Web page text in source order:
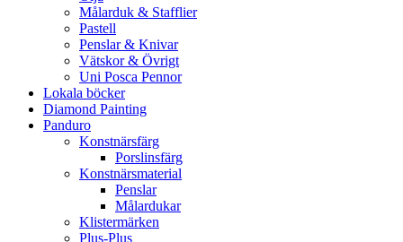
Målarduk & Stafflier
Pastell
Penslar & Knivar
Vätskor & Övrigt
Uni Posca Pennor
Lokala böcker
Diamond Painting
Panduro
Konstnärsfärg
Porslinsfärg
Konstnärsmaterial
Penslar
Målardukar
Klistermärken
Plus-Plus